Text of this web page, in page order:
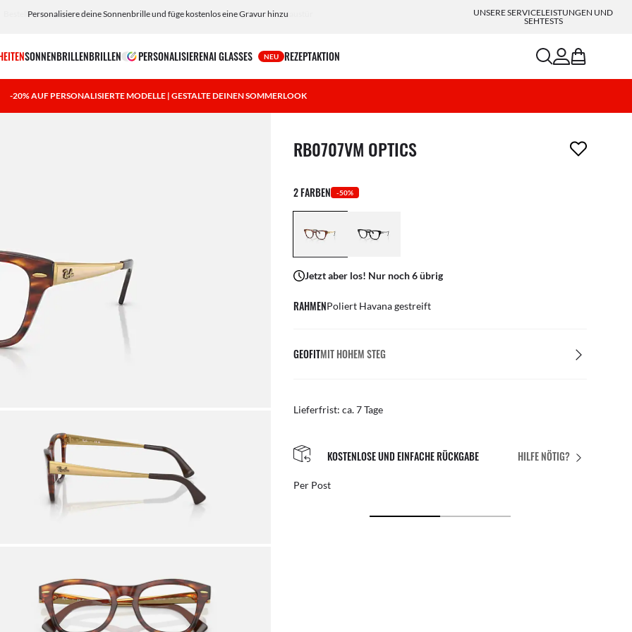
Bestelle Korrektionsgläser in einfachen Schritten online! Lieferung bis an die Haustür
UNSERE SERVICELEISTUNGEN UND
SEHTESTS
SONNENBRILLENBRILLEN PERSONALISIERENAI GLASSES NEU REZEPTAKTION searchaccount
bag
-20% AUF PERSONALISIERTE MODELLE | GESTALTE DEINEN SOMMERLOOK
1 Artikel wurde von deiner Wunschliste entfernt
RB0707VM OPTICS
2 FARBEN -50%
Jetzt aber los! Nur noch 6 übrig
RAHMENPoliert Havana gestreift
GEOFITMIT HOHEM STEG
Lieferfrist: ca. 7 Tage
HILFE NÖTIG?
KOSTENLOSE UND EINFACHE RÜCKGABE PASST PERFEKT
Kostenlose individuelle Anpassungen